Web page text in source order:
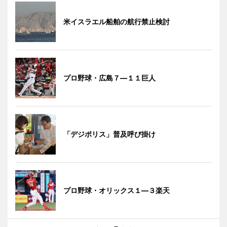
米イスラエル船舶の航行禁止検討
プロ野球・広島７―１１巨人
「デジポリス」普及呼び掛け
プロ野球・オリックス１―３楽天